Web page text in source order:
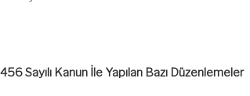
Sayılı Kanun İle Yapılan Bazı Düzenlemeler